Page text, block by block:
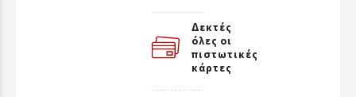
Δεκτές
όλες οι
πιστωτικές
κάρτες